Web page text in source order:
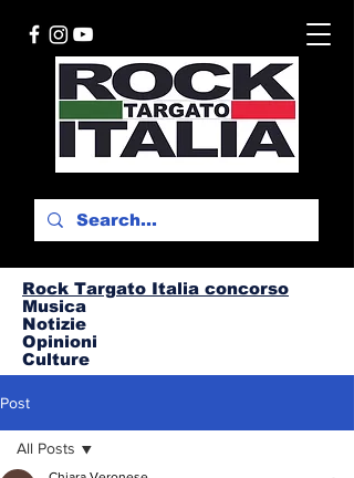
Rock Targato Italia concorso
Musica
Notizie
Opinioni
Culture
Post
All Posts